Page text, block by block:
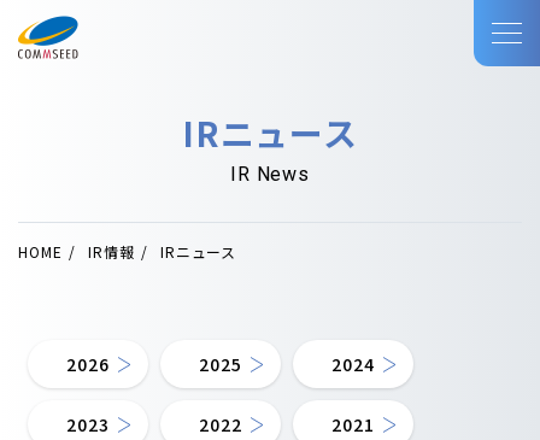
IRニュース
IR News
HOME IR情報 IRニュース
2026 2025 2024
2023 2022 2021